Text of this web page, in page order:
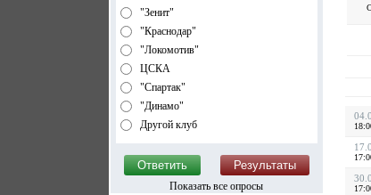
"Зенит"
"Краснодар"
"Локомотив"
ЦСКА
"Спартак"
"Динамо"
Другой клуб
Показать все опросы